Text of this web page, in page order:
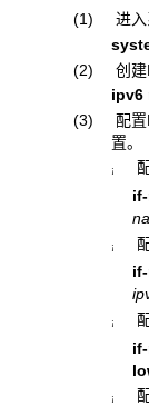
(1) 进入
(2) 创建
ipv6
(3) 配置
置。
¡
配
¡
配
¡
配
¡
配